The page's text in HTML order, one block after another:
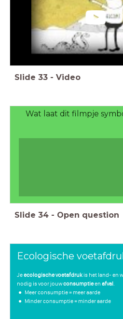
Slide 33 - Video
Wat laat dit filmpje
Slide 34 - Open question
Ecologische
Jeecologische voetafdrukis het land- en
nodig is voor jouwconsumptieen afval.
Meer consumptie = meer aarde
Minder consumptie = minder aarde